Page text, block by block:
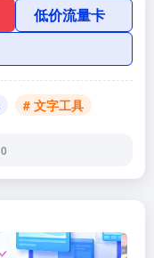
低价流量卡
# 文字工具
0